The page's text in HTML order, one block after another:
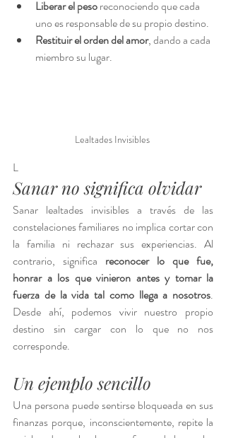
Liberar el peso reconociendo que cada
uno es responsable de su propio destino.
Restituir el orden del amor, dando a cada
miembro su lugar.
Lealtades Invisibles
L
Sanar no significa olvidar
Sanar lealtades invisibles a través de las
constelaciones familiares no implica cortar con
la familia ni rechazar sus experiencias. Al
contrario, significa reconocer lo que fue,
honrar a los que vinieron antes y tomar la
fuerza de la vida tal como llega a nosotros.
Desde ahí, podemos vivir nuestro propio
destino sin cargar con lo que no nos
corresponde.
Un ejemplo sencillo
Una persona puede sentirse bloqueada en sus
finanzas porque, inconscientemente, repite la